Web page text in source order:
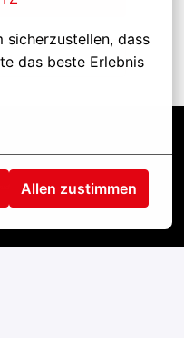
sicherzustellen, dass
das beste Erlebnis
Allen zustimmen